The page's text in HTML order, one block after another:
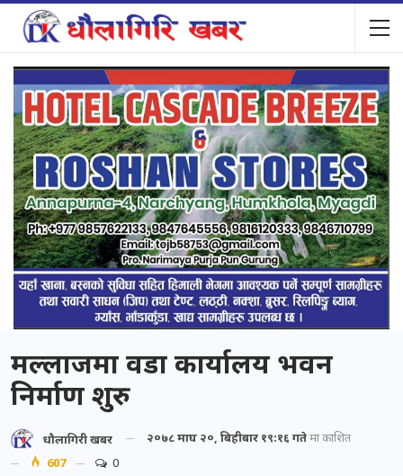
मल्लाजमा वडा कार्यालय भवन
निर्माण शुरु
धौलागिरी खबर २०७८ माघ २०, बिहीबार १९:१६ गतेमा प्रकाशित
607
0